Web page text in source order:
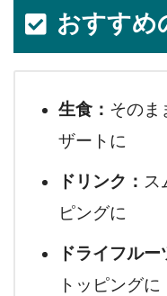
おすすめ
生食： そのま
ザートに
ドリンク： ス
ピングに
ドライフルー
トッピングに